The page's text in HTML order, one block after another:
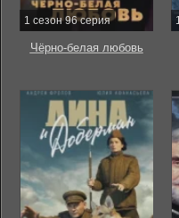
1 сезон 96 серия
Чёрно-белая любовь